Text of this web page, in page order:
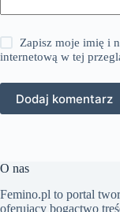
Zapisz moje imię i
internetową w tej
Dodaj komentarz
O nas
Femino.pl to portal
oferujący bogactwo